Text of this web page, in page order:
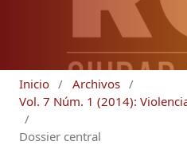
Inicio / Archivos /
Vol. 7 Núm. 1 (2014):
/
Dossier central